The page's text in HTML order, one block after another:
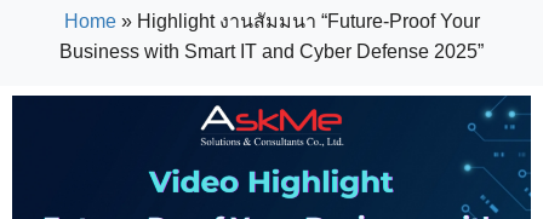
Home» Highlight งานสัมมนา “Future-Proof Your
Business with Smart IT and Cyber Defense 2025”